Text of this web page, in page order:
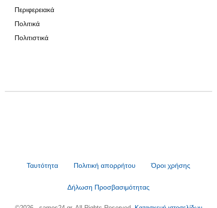
Περιφερειακά
Πολιτικά
Πολιτιστικά
Ταυτότητα Πολιτική απορρήτου Όροι χρήσης
Δήλωση Προσβασιμότητας